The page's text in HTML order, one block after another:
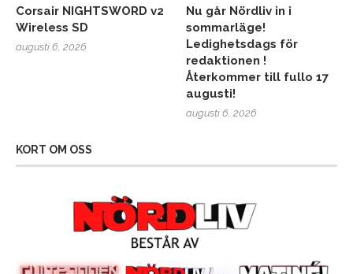
Corsair NIGHTSWORD v2
Wireless SD
augusti 6, 2026
Nu går Nördliv in i
sommarläge!
Ledighetsdags för
redaktionen !
Återkommer till fullo 17
augusti!
augusti 6, 2026
KORT OM OSS